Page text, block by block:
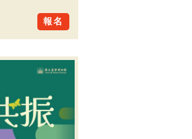
報名